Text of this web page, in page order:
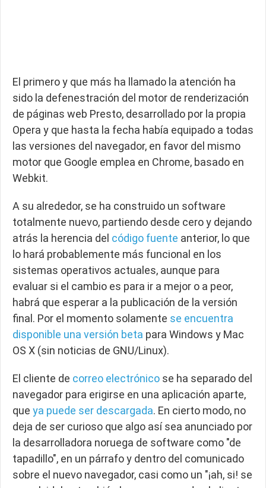
El primero y que más ha llamado la atención ha
sido la defenestración del motor de renderización
de páginas web Presto, desarrollado por la propia
Opera y que hasta la fecha había equipado a todas
las versiones del navegador, en favor del mismo
motor que Google emplea en Chrome, basado en
Webkit.
A su alrededor, se ha construido un software
totalmente nuevo, partiendo desde cero y dejando
atrás la herencia del código fuente anterior, lo que
lo hará probablemente más funcional en los
sistemas operativos actuales, aunque para
evaluar si el cambio es para ir a mejor o a peor,
habrá que esperar a la publicación de la versión
final. Por el momento solamente se encuentra
disponible una versión beta para Windows y Mac
OS X (sin noticias de GNU/Linux).
El cliente de correo electrónico se ha separado del
navegador para erigirse en una aplicación aparte,
que ya puede ser descargada. En cierto modo, no
deja de ser curioso que algo así sea anunciado por
la desarrolladora noruega de software como "de
tapadillo", en un párrafo y dentro del comunicado
sobre el nuevo navegador, casi como un "¡ah, si! se